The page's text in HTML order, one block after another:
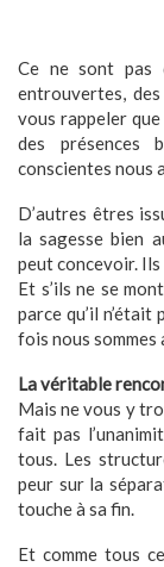
Ce ne sont pas
entrouvertes,
vous rappeler
des présences
conscientes nous
D’autres êtres
la sagesse bien
peut concevoir.
Et s’ils ne se
parce qu’il
fois nous sommes
La véritable
Mais ne vous y
fait pas
tous. Les
peur sur la
touche à sa fin.
Et comme tous